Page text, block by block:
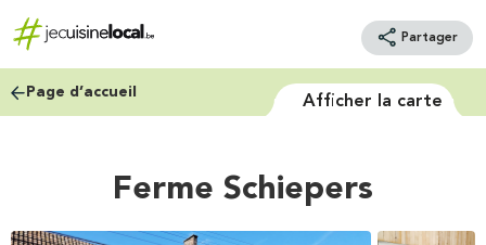
Partager
Page d’accueil
Afficher la carte
Ferme Schiepers